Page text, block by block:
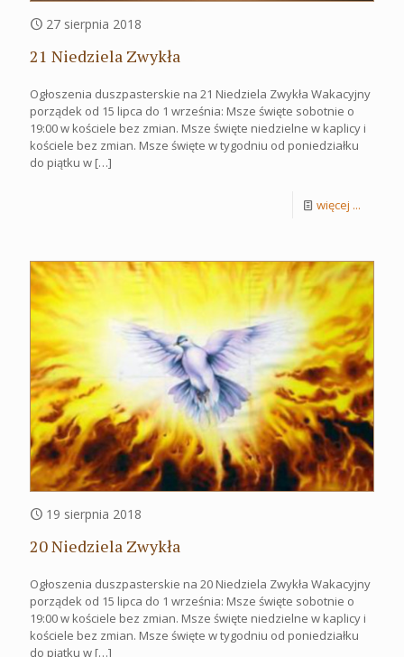
27 sierpnia 2018
21 Niedziela Zwykła
Ogłoszenia duszpasterskie na 21 Niedziela Zwykła Wakacyjny
porządek od 15 lipca do 1 września: Msze święte sobotnie o
19:00 w kościele bez zmian. Msze święte niedzielne w kaplicy i
kościele bez zmian. Msze święte w tygodniu od poniedziałku
do piątku w […]
więcej ...
19 sierpnia 2018
20 Niedziela Zwykła
Ogłoszenia duszpasterskie na 20 Niedziela Zwykła Wakacyjny
porządek od 15 lipca do 1 września: Msze święte sobotnie o
19:00 w kościele bez zmian. Msze święte niedzielne w kaplicy i
kościele bez zmian. Msze święte w tygodniu od poniedziałku
do piątku w […]